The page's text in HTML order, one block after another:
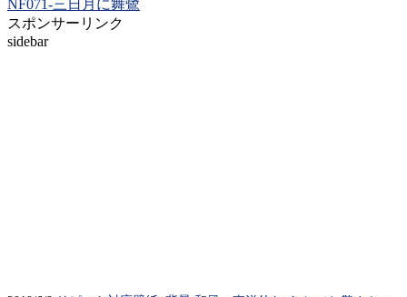
NF071-三日月に舞鷺
スポンサーリンク
sidebar